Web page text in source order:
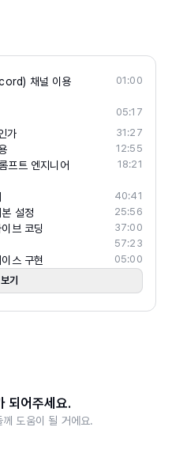
Person of Year 수상
14가지 AWS 구축 패턴』, 『실
채널 이용
01:00
05:17
31:27
12:55
엔지니어
18:21
40:41
설정
25:56
코딩
37:00
57:23
구현
05:00
기
되어주세요.
도움이 될 거에요.